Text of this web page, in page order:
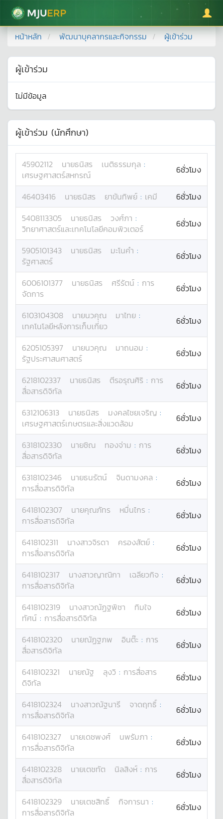
มหาวิทยาลัยแม่โจ้
หน้าหลัก พัฒนาบุคลากรและกิจกรรม ผู้เข้าร่วม
ผู้เข้าร่วม
ไม่มีข้อมูล
ผู้เข้าร่วม (นักศึกษา)
45902112 นายธนิสร เนติธรรมกุล :
เศรษฐศาสตร์สหกรณ์
6ชั่วโมง
46403416 นายธนิสร ยาขันทิพย์ : เคมี
6ชั่วโมง
5408113305
นายธนิสร วงศ์ภา :
วิทยาศาสตร์และเทคโนโลยีคอมพิวเตอร์
6ชั่วโมง
5905101343 นายธนิสร มะโนคำ :
รัฐศาสตร์
6ชั่วโมง
6006101377 นายธนิสร ศรีรัตน์ : การ
จัดการ
6ชั่วโมง
6103104308 นายนวคุณ มาไทย :
เทคโนโลยีหลังการเก็บเกี่ยว
6ชั่วโมง
6205105397 นายนวคุณ มาถนอม :
รัฐประศาสนศาสตร์
6ชั่วโมง
6218102337 นายธนิสร ตีรอรุณศิริ : การ
สื่อสารดิจิทัล
6ชั่วโมง
6312106313 นายธนิสร มงคลไชยเจริญ :
เศรษฐศาสตร์เกษตรและสิ่งแวดล้อม
6ชั่วโมง
6318102330 นายชิณ ทองจ่าม : การ
สื่อสารดิจิทัล
6ชั่วโมง
6318102346 นายธนรัตน์ จินดามงคล :
การสื่อสารดิจิทัล
6ชั่วโมง
6418102307 นายคุณภัทร หมื่นไกร :
การสื่อสารดิจิทัล
6ชั่วโมง
6418102311 นางสาวจิรดา ครองสัตย์ :
การสื่อสารดิจิทัล
6ชั่วโมง
6418102317 นางสาวญาณิกา เฉลียวกิจ :
การสื่อสารดิจิทัล
6ชั่วโมง
6418102319 นางสาวณัฏฐพิชา
ทิมใจ
ทัศน์ : การสื่อสารดิจิทัล 6ชั่วโมง
6418102320 นายณัฏฐภพ อินต๊ะ : การ
สื่อสารดิจิทัล
6ชั่วโมง
6418102321 นายณัฐ ลุงวิ : การสื่อสาร
ดิจิทัล
6ชั่วโมง
6418102324 นางสาวณัฐนารี จาดฤทธิ์ :
การสื่อสารดิจิทัล
6ชั่วโมง
6418102327 นายเดชพงศ์ นพรัมภา :
การสื่อสารดิจิทัล
6ชั่วโมง
6418102328 นายเตชทัต นิลสิงห์ : การ
สื่อสารดิจิทัล
6ชั่วโมง
6418102329 นายเตชสิทธิ์ กิจการนา :
การสื่อสารดิจิทัล
6ชั่วโมง